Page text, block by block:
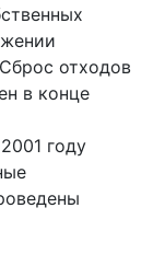
отходов
в конце
году